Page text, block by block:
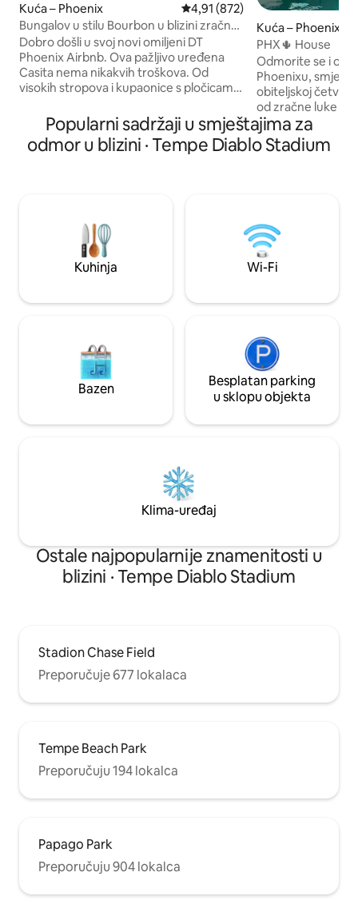
Kuća – Phoenix Prosječna ocjena: 4,91/5,
4,91 (872)
Bungalov u stilu Bourbon u blizini zračne
luke
Dobro došli u svoj novi omiljeni DT
Phoenix Airbnb. Ova pažljivo uređena
Casita nema nikakvih troškova. Od
visokih stropova i kupaonice s pločicama
sadržaja kao što su Nespresso aparat za
kavu, Marshall Bluetooth zvučnik i dva
pametna televizora opremljena
interijera, slikovitog dvorišta i središnje
lokacije nastojimo nadmašiti očekivanja.
Iako ovaj smještaj ima vlastiti ulaz i
dvorište sa svime što vam je potrebno,
u glavnoj kući u sklopu objekta i mogu
i tržnice, a stanica svjetlosne željeznice
udaljena je pola milje kako biste istražili
okolinu. Zračna luka Sky Harbor i centar
grada udaljeni su 5 minuta vožnje, a
Arcadia, Scottsdale i Tempe samo su
malo dalje. Najbolje opcije prijevoza za
usluge Lightrail koja ide na većinu mjesta
Kuća – Phoenix
PHX🌵 House
Odmorite se i
Phoenixu,
obiteljskoj četvrti
od zračne luke
ograđenom
daskom za
za vašu
sunca. Objekt
rekreacijsko
iza zaključanih
kućne ljubimce!
Popularni sadržaji u smještajima za
odmor u blizini · Tempe Diablo Stadium
Kuhinja Wi-Fi
Bazen
Besplatan parking
u sklopu objekta
Klima-uređaj
Ostale najpopularnije znamenitosti u
blizini · Tempe Diablo Stadium
Stadion Chase Field
Preporučuje 677 lokalaca
Tempe Beach Park
Preporučuju 194 lokalca
Papago Park
Preporučuju 904 lokalca